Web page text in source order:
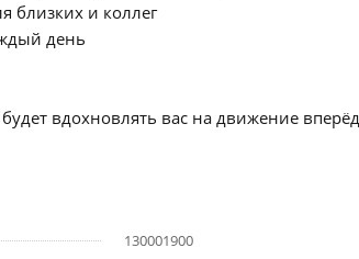
близких и коллег
день
вдохновлять вас на движение
130001900